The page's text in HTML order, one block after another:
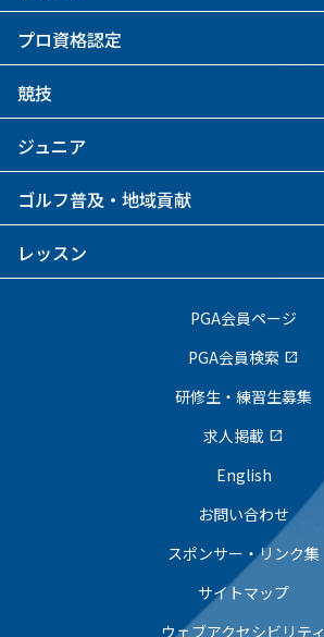
プロ資格認定
競技
ジュニア
ゴルフ普及・地域貢献
レッスン
PGA会員ページ
PGA会員検索 open_in_new
研修生・練習生募集
求人掲載 open_in_new
English
お問い合わせ
スポンサー・リンク集
サイトマップ
ウェブアクセシビリティ